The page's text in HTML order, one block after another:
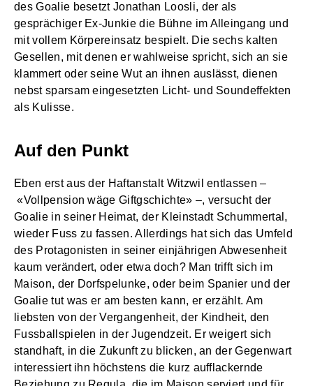
des Goalie besetzt Jonathan Loosli, der als
gesprächiger Ex-Junkie die Bühne im Alleingang und
mit vollem Körpereinsatz bespielt. Die sechs kalten
Gesellen, mit denen er wahlweise spricht, sich an sie
klammert oder seine Wut an ihnen auslässt, dienen
nebst sparsam eingesetzten Licht- und Soundeffekten
als Kulisse.
Auf den Punkt
Eben erst aus der Haftanstalt Witzwil entlassen –
«Vollpension wäge Giftgschichte» –, versucht der
Goalie in seiner Heimat, der Kleinstadt Schummertal,
wieder Fuss zu fassen. Allerdings hat sich das Umfeld
des Protagonisten in seiner einjährigen Abwesenheit
kaum verändert, oder etwa doch? Man trifft sich im
Maison, der Dorfspelunke, oder beim Spanier und der
Goalie tut was er am besten kann, er erzählt. Am
liebsten von der Vergangenheit, der Kindheit, den
Fussballspielen in der Jugendzeit. Er weigert sich
standhaft, in die Zukunft zu blicken, an der Gegenwart
interessiert ihn höchstens die kurz aufflackernde